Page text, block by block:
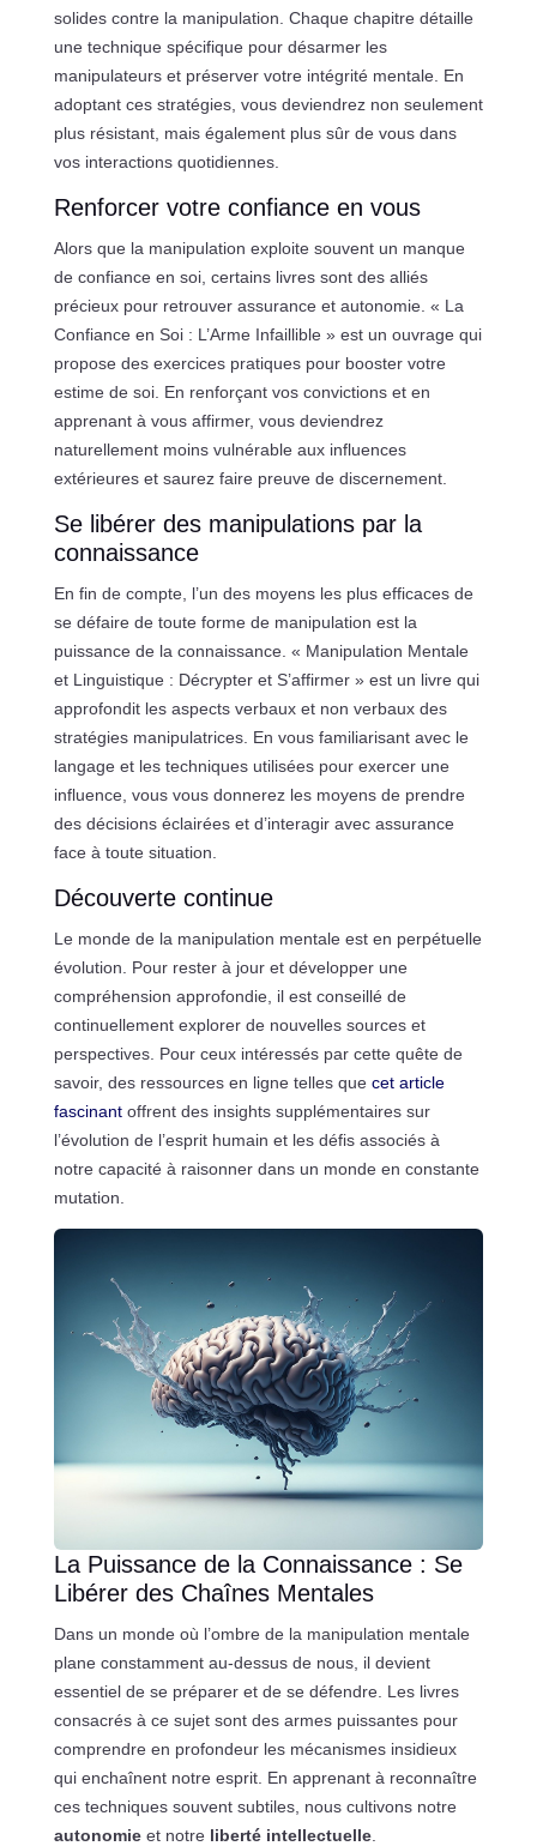
solides contre la manipulation. Chaque chapitre détaille
une technique spécifique pour désarmer les
manipulateurs et préserver votre intégrité mentale. En
adoptant ces stratégies, vous deviendrez non seulement
plus résistant, mais également plus sûr de vous dans
vos interactions quotidiennes.
Renforcer votre confiance en vous
Alors que la manipulation exploite souvent un manque
de confiance en soi, certains livres sont des alliés
précieux pour retrouver assurance et autonomie. « La
Confiance en Soi : L’Arme Infaillible » est un ouvrage qui
propose des exercices pratiques pour booster votre
estime de soi. En renforçant vos convictions et en
apprenant à vous affirmer, vous deviendrez
naturellement moins vulnérable aux influences
extérieures et saurez faire preuve de discernement.
Se libérer des manipulations par la
connaissance
En fin de compte, l’un des moyens les plus efficaces de
se défaire de toute forme de manipulation est la
puissance de la connaissance. « Manipulation Mentale
et Linguistique : Décrypter et S’affirmer » est un livre qui
approfondit les aspects verbaux et non verbaux des
stratégies manipulatrices. En vous familiarisant avec le
langage et les techniques utilisées pour exercer une
influence, vous vous donnerez les moyens de prendre
des décisions éclairées et d’interagir avec assurance
face à toute situation.
Découverte continue
Le monde de la manipulation mentale est en perpétuelle
évolution. Pour rester à jour et développer une
compréhension approfondie, il est conseillé de
continuellement explorer de nouvelles sources et
perspectives. Pour ceux intéressés par cette quête de
savoir, des ressources en ligne telles que cet article
fascinantoffrent des insights supplémentaires sur
l’évolution de l’esprit humain et les défis associés à
notre capacité à raisonner dans un monde en constante
mutation.
La Puissance de la Connaissance : Se
Libérer des Chaînes Mentales
Dans un monde où l’ombre de la manipulation mentale
plane constamment au-dessus de nous, il devient
essentiel de se préparer et de se défendre. Les livres
consacrés à ce sujet sont des armes puissantes pour
comprendre en profondeur les mécanismes insidieux
qui enchaînent notre esprit. En apprenant à reconnaître
ces techniques souvent subtiles, nous cultivons notre
autonomieet notre liberté intellectuelle.